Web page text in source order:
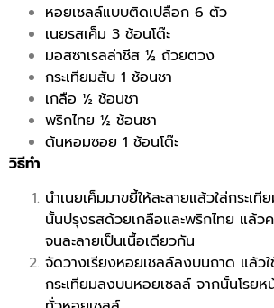
หอยเชลล์แบบติดเปลือก 6 ตัว
เนยรสเค็ม 3 ช้อนโต๊ะ
มอสซาเรลล่าชีส ½ ถ้วยตวง
กระเทียมสับ 1 ช้อนชา
เกลือ ½ ช้อนชา
พริกไทย ½ ช้อนชา
ต้นหอมซอย 1 ช้อนโต๊ะ
วิธีทำ
นำเนยเค็มมาขยี้ให้ละลายแล้วใส่กระเ
นั้นปรุงรสด้วยเกลือและพริกไทย แล้
จนละลายเป็นเนื้อเดียวกัน
จัดวางเรียงหอยเชลล์ลงบนถาด แล้ว
กระเทียมลงบนหอยเชลล์ จากนั้นโรยห